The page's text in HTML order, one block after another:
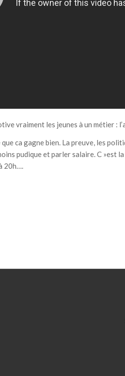
vraiment les jeunes à un métier :
ca gagne bien. La preuve, les
pudique et parler salaire. C »est
20h….